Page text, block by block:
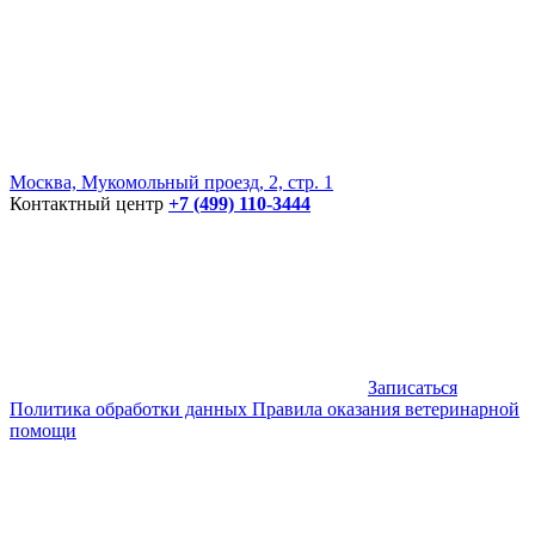
Москва, Мукомольный проезд, 2, стр. 1
Контактный центр +7 (499) 110-3444
Записаться
Политика обработки данных Правила оказания ветеринарной
помощи